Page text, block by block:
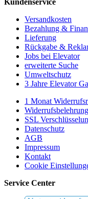
Kundenservice
Versandkosten
Bezahlung &
Lieferung
Rückgabe &
Jobs bei Elevator
erweiterte Suche
Umweltschutz
3 Jahre Elevator
1 Monat
Widerrufsbelehrung
SSL
Datenschutz
AGB
Impressum
Kontakt
Cookie
Service Center